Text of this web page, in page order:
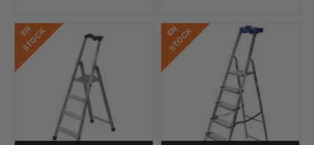
E
N
S
T
O
C
K E
N
S
T
O
C
K